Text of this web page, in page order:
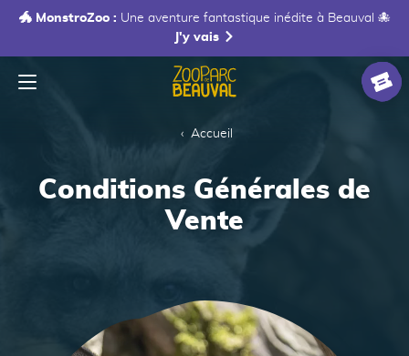
🐲 MonstroZoo : Une aventure fantastique inédite à Beauval 🐙
J'y vais
Menu
Accueil
Conditions Générales de
Vente